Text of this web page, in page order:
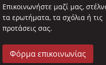
Επικοινωνήστε μαζί μας,
τα ερωτήματα, τα σχόλια ή τις
προτάσεις σας.
Φόρμα επικοινωνίας